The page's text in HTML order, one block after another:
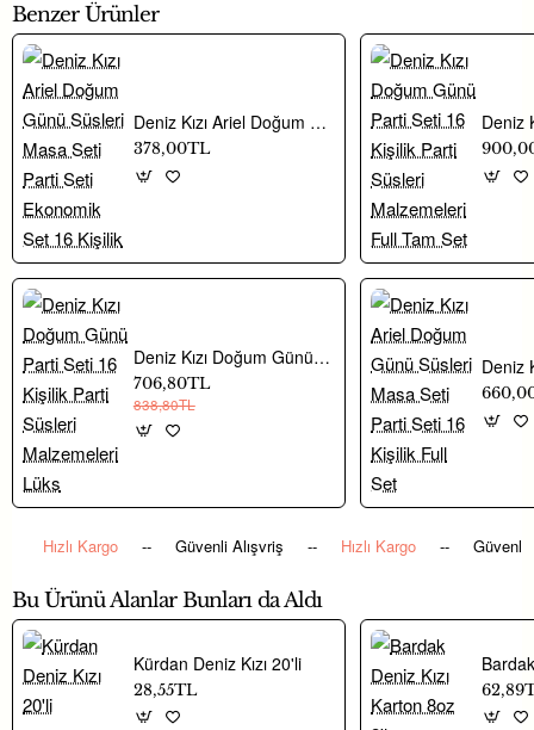
deniz kızı
, doğum günü partileri, baby shower
organizasyonları, nişan ve özel kutlamalarda tatlı sunumlarını şık
hale getiren göz alıcı bir sunum standıdır.
Parti malzemeleri
arasında en çok tercih edilen ürünlerden biridir ve cupcakelerinizi,
mini keklerinizi veya küçük ikramlıklarınızı düzenli bir şekilde
sergilemenizi sağlar.
Ürün Özellikleri
Renk / Desen:
Malzeme:Kaliteli, gıda ile temasa uygun karton
Kapasite:Modeline göre ortalama 12–20 cupcake alabilir
Kullanım Alanı:
Doğum günü, baby shower, düğün,
kermes ve parti organizasyonları
Kurulum: Kolay monte edilir, düz şekilde gönderilir
Etmelisiniz?
Canlı deniz kızı rengi ve puantiyeli deseniyle parti masasını
renklendirir
Benzer Ürünler
Deniz Kızı Ariel Doğum Günü Süsleri Masa Seti Parti Seti Ekonomik Set 16 Kişilik
378,00TL
Deniz Kızı Doğum Günü Parti Seti 16 Kişilik Parti Süsleri Malzemeleri Lüks
706,80TL
838,80TL
Hızlı Kargo -- Güvenli Alışvriş -- Hızlı Kargo -- Güvenli
Bu Ürünü Alanlar Bunları da Aldı
Kürdan Deniz Kızı 20'li
28,55TL